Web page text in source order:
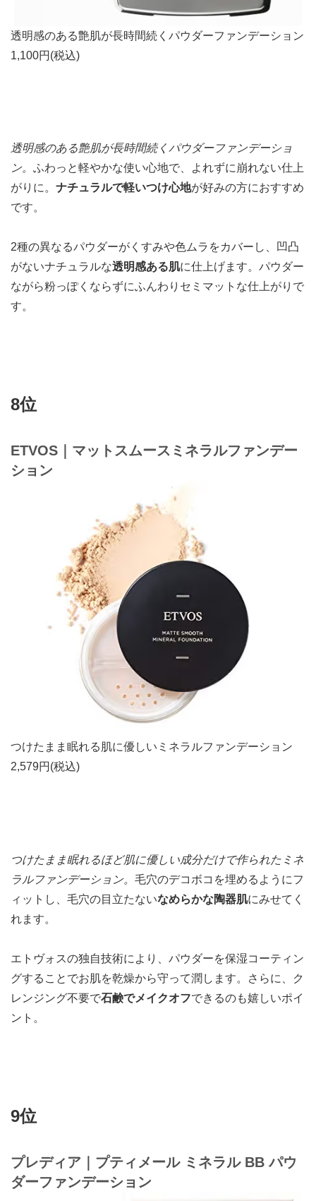
透明感のある艶肌が長時間続くパウダーファンデーション
1,100円(税込)
透明感のある艶肌が長時間続くパウダーファンデーショ
ン。 ふわっと軽やかな使い心地で、よれずに崩れない仕上
がりに。 ナチュラルで軽いつけ心地が好みの方におすすめ
です。
2種の異なるパウダーがくすみや色ムラをカバーし、凹凸
がないナチュラルな透明感ある肌に仕上げます。パウダー
ながら粉っぽくならずにふんわりセミマットな仕上がりで
す。
8位
ETVOS｜マットスムースミネラルファンデー
ション
つけたまま眠れる肌に優しいミネラルファンデーション
2,579円(税込)
つけたまま眠れるほど肌に優しい成分だけで作られたミネ
ラルファンデーション。 毛穴のデコボコを埋めるようにフ
ィットし、毛穴の目立たないなめらかな陶器肌にみせてく
れます。
エトヴォスの独自技術により、パウダーを保湿コーティン
グすることでお肌を乾燥から守って潤します。さらに、ク
レンジング不要で石鹸でメイクオフできるのも嬉しいポイ
ント。
9位
プレディア｜プティメール ミネラル BB パウ
ダーファンデーション